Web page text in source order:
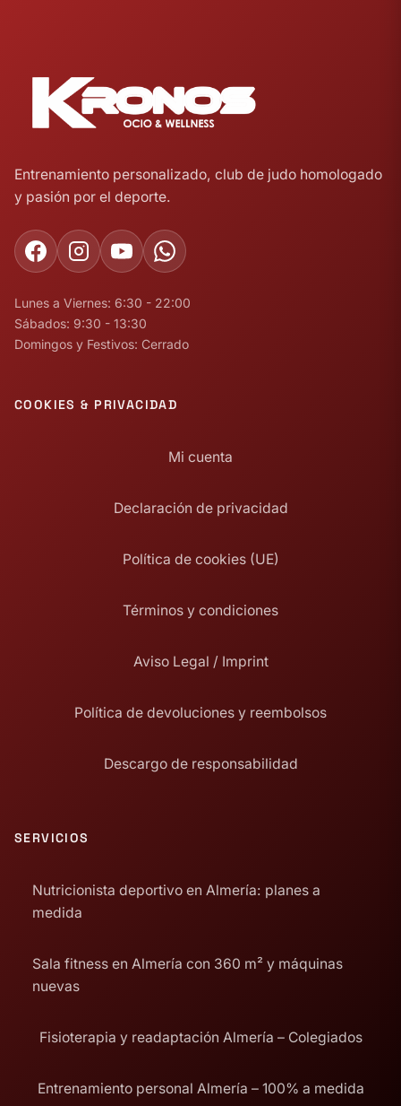
Entrenamiento personalizado, club de judo homologado
y pasión por el deporte.
Lunes a Viernes: 6:30 - 22:00
Sábados: 9:30 - 13:30
Domingos y Festivos: Cerrado
COOKIES & PRIVACIDAD
Mi cuenta
Declaración de privacidad
Política de cookies (UE)
Términos y condiciones
Aviso Legal / Imprint
Política de devoluciones y reembolsos
Descargo de responsabilidad
SERVICIOS
Nutricionista deportivo en Almería: planes a
medida
Sala fitness en Almería con 360 m² y máquinas
nuevas
Fisioterapia y readaptación Almería – Colegiados
Entrenamiento personal Almería – 100% a medida